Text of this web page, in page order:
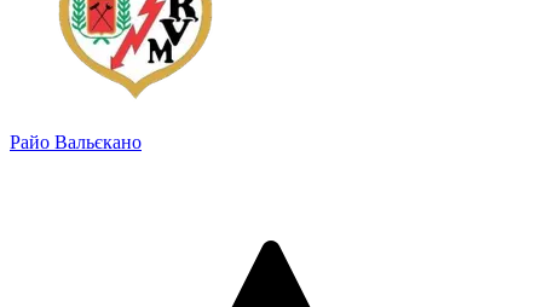
Райо Вальєкано